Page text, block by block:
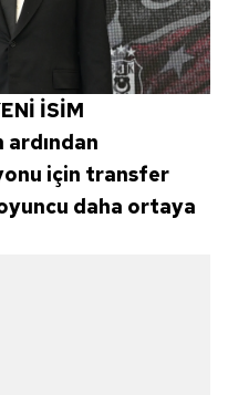
İSİM
ardından
için transfer
daha ortaya